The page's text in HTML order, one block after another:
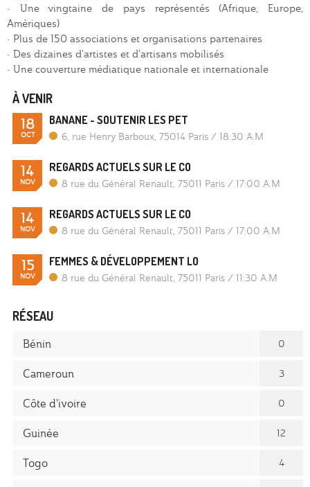
• Une vingtaine de pays représentés (Afrique, Europe,
Amériques)
• Plus de 150 associations et organisations partenaires
• Des dizaines d'artistes et d'artisans mobilisés
• Une couverture médiatique nationale et internationale
À VENIR
18
OCT
BANANE - SOUTENIR LES PET
6, rue Henry Barboux, 75014 Paris / 18:30 A.M
14
NOV
REGARDS ACTUELS SUR LE CO
8 rue du Général Renault, 75011 Paris / 17:00 A.M
14
NOV
REGARDS ACTUELS SUR LE CO
8 rue du Général Renault, 75011 Paris / 17:00 A.M
15
NOV
FEMMES & DÉVELOPPEMENT LO
8 rue du Général Renault, 75011 Paris / 11:30 A.M
RÉSEAU
Bénin 0
Cameroun 3
Côte d'ivoire 0
Guinée 12
Togo 4